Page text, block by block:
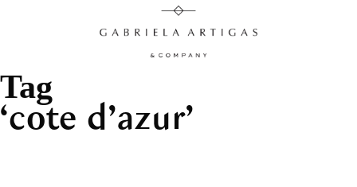
Tag
cote d’azur